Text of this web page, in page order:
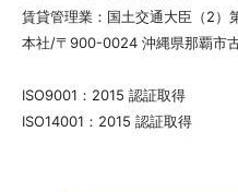
賃貸管理業：国土交通大臣（2）
本社/〒900-0024 沖縄県那覇市
ISO9001：2015 認証取得
ISO14001：2015 認証取得